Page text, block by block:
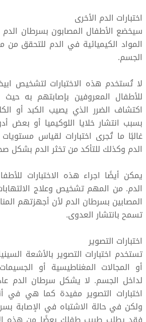
اختبارات الدم الأخرى
سيخضع الأطفال المصابون بسرطان
المواد الكيميائية في الدم للتحقق
الجسم.
لا تُستخدم هذه الاختبارات لتشخيص
للأطفال المعروفين بإصابتهم به
اكتشاف الضرر الذي يصيب الكبد أو
بسبب انتشار خلايا اللوكيميا أو بعض
غالبًا ما تُجرى اختبارات لقياس
الدم وكذلك للتأكد من تخثر الدم بشكل
يمكن أيضًا اجراء هذه الاختبارات
الدم. من المهم تشخيص وعلاج
المصابين بسرطان الدم لأن أجهزتهم
تسمح بانتشار العدوى.
اختبارات التصوير
تستخدم اختبارات التصوير بالأشعة
أو المجالات المغناطيسية أو
لداخل الجسم. لا يشكل سرطان الدم
اختبارات التصوير مفيدة كما هي في
ولكن في حالة الاشتباه في الإصابة